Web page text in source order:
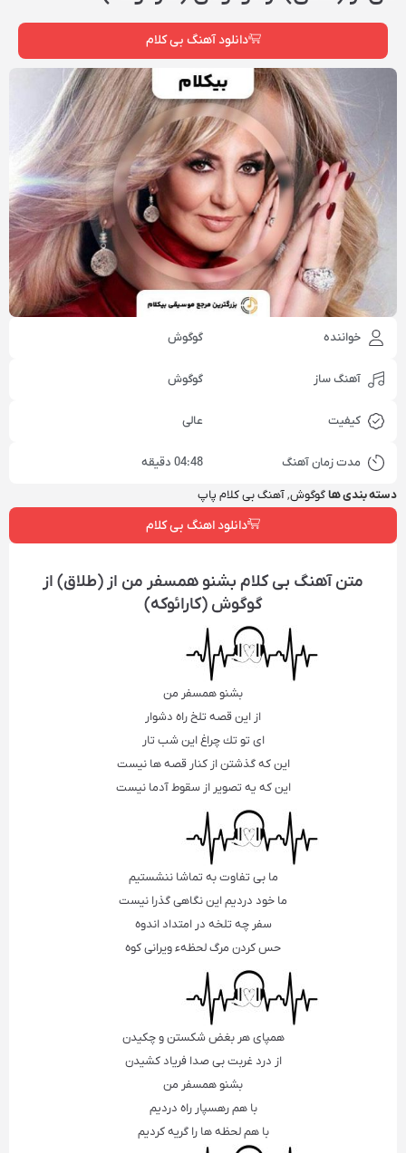
دانلود آهنگ بی کلام
خواننده گوگوش
آهنگ ساز گوگوش
کیفیت عالی
مدت زمان آهنگ 04:48 دقیقه
دسته بندی هاگوگوش,آهنگ بی کلام پاپ
دانلود اهنگ بی کلام
متن آهنگ بی کلام بشنو همسفر من از (طلاق) از
گوگوش (کارائوکه)
بشنو همسفر من
از این قصه تلخ راه دشوار
ای تو تك چراغ این شب تار
این كه گذشتن از كنار قصه ها نیست
این كه یه تصویر از سقوط آدما نیست
ما بی تفاوت به تماشا ننشستیم
ما خود دردیم این نگاهی گذرا نیست
سفر چه تلخه در امتداد اندوه
حس كردن مرگ لحظهء ویرانی كوه
همپای هر بغض شكستن و چكیدن
از درد غربت بی صدا فریاد كشیدن
بشنو همسفر من
با هم رهسپار راه دردیم
با هم لحظه ها را گریه كردیم